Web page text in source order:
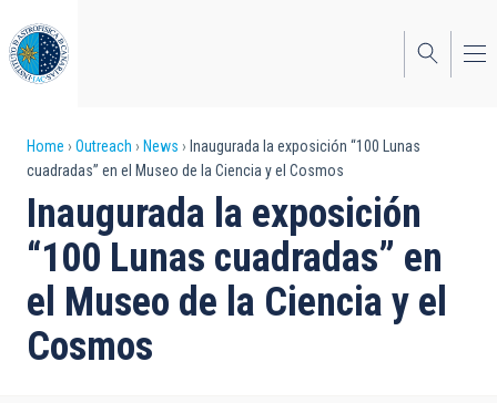
to
main
content
Breadcrumb
Home Outreach News
Inaugurada la exposición “100 Lunas
cuadradas” en el Museo de la Ciencia y el Cosmos
Inaugurada la exposición
“100 Lunas cuadradas” en
el Museo de la Ciencia y el
Cosmos